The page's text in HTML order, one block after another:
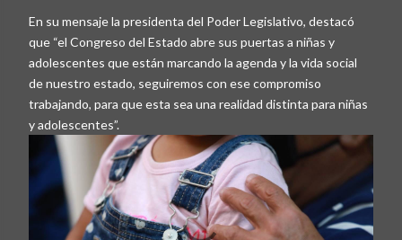
En su mensaje la presidenta del Poder Legislativo, destacó
que “el Congreso del Estado abre sus puertas a niñas y
adolescentes que están marcando la agenda y la vida social
de nuestro estado, seguiremos con ese compromiso
trabajando, para que esta sea una realidad distinta para niñas
y adolescentes”.